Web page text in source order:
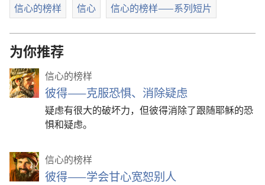
信心的榜样 信心 信心的榜样——系列短片
为你推荐
信心的榜样
彼得——克服恐惧、消除疑虑
疑虑有很大的破坏力，但彼得消除了跟随耶稣的恐
惧和疑虑。
信心的榜样
彼得——学会甘心宽恕别人